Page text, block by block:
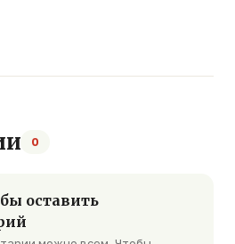
0
оставить